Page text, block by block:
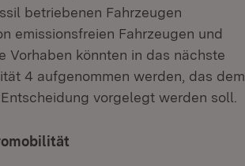
betriebenen Fahrzeugen
emissionsfreien Fahrzeugen und
Vorhaben könnten in das nächste
4 aufgenommen werden, das dem
vorgelegt werden soll.